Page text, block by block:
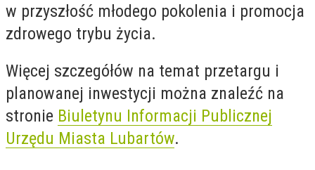
w przyszłość młodego pokolenia i promocja
zdrowego trybu życia.
Więcej szczegółów na temat przetargu i
planowanej inwestycji można znaleźć na
stronie Biuletynu Informacji Publicznej
Urzędu Miasta Lubartów.